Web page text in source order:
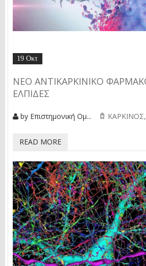
19 Οκτ
ΝΕΟ ΑΝΤΙΚΑΡΚΙΝΙΚΟ
ΕΛΠΙΔΕΣ
by Επιστημονική Ομ... ΚΑΡΚΙΝΟΣ
READ MORE